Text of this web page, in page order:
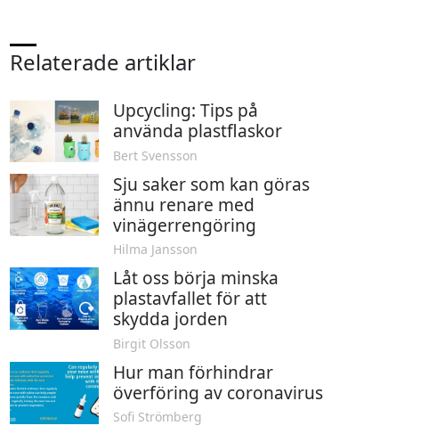
Relaterade artiklar
Upcycling: Tips på
använda plastflaskor
Bert Svensson
Sju saker som kan göras
ännu renare med
vinägerrengöring
Hilma Jansson
Låt oss börja minska
plastavfallet för att
skydda jorden
Birgit Olsson
Hur man förhindrar
överföring av coronavirus
Sofi Strömberg